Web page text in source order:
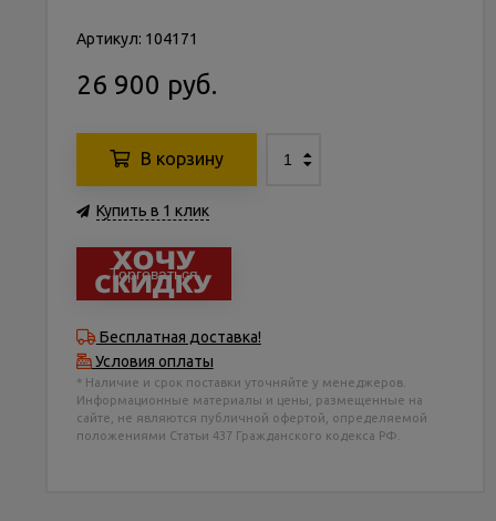
Артикул: 104171
26 900 руб.
В корзину
Купить в 1 клик
Торговаться
Бесплатная доставка!
Условия оплаты
* Наличие и срок поставки уточняйте у менеджеров.
Информационные материалы и цены, размещенные на
сайте, не являются публичной офертой, определяемой
положениями Статьи 437 Гражданского кодекса РФ.